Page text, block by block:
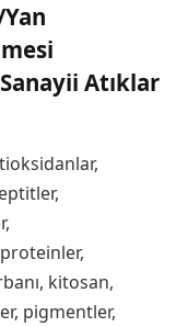
Atıklar
kitosan,
pigmentler,